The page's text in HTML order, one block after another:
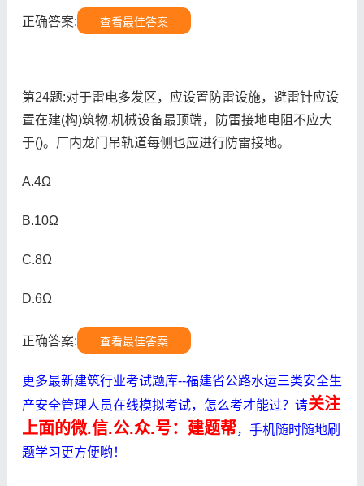
正确答案: 查看最佳答案
第24题:对于雷电多发区，应设置防雷设施，避雷针应设
置在建(构)筑物.机械设备最顶端，防雷接地电阻不应大
于()。厂内龙门吊轨道每侧也应进行防雷接地。
A.4Ω
B.10Ω
C.8Ω
D.6Ω
正确答案: 查看最佳答案
更多最新建筑行业考试题库--福建省公路水运三类安全生
产安全管理人员在线模拟考试，怎么考才能过？请关注
上面的微.信.公.众.号：建题帮，手机随时随地刷
题学习更方便哟！